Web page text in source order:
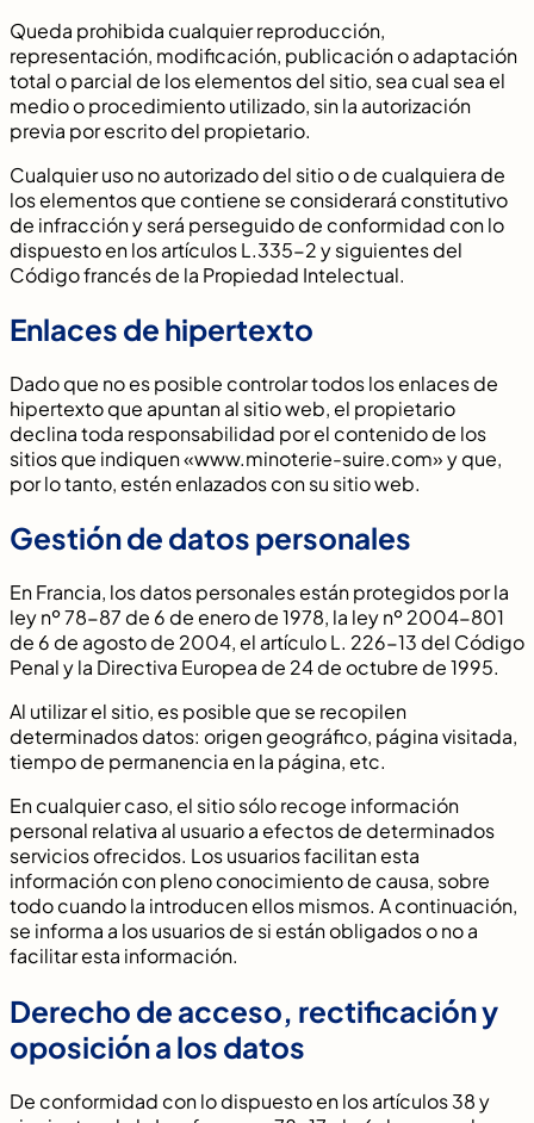
Queda prohibida cualquier reproducción,
representación, modificación, publicación o adaptación
total o parcial de los elementos del sitio, sea cual sea el
medio o procedimiento utilizado, sin la autorización
previa por escrito del propietario.
Cualquier uso no autorizado del sitio o de cualquiera de
los elementos que contiene se considerará constitutivo
de infracción y será perseguido de conformidad con lo
dispuesto en los artículos L.335-2 y siguientes del
Código francés de la Propiedad Intelectual.
Enlaces de hipertexto
Dado que no es posible controlar todos los enlaces de
hipertexto que apuntan al sitio web, el propietario
declina toda responsabilidad por el contenido de los
sitios que indiquen «www.minoterie-suire.com» y que,
por lo tanto, estén enlazados con su sitio web.
Gestión de datos personales
En Francia, los datos personales están protegidos por la
ley nº 78-87 de 6 de enero de 1978, la ley nº 2004-801
de 6 de agosto de 2004, el artículo L. 226-13 del Código
Penal y la Directiva Europea de 24 de octubre de 1995.
Al utilizar el sitio, es posible que se recopilen
determinados datos: origen geográfico, página visitada,
tiempo de permanencia en la página, etc.
En cualquier caso, el sitio sólo recoge información
personal relativa al usuario a efectos de determinados
servicios ofrecidos. Los usuarios facilitan esta
información con pleno conocimiento de causa, sobre
todo cuando la introducen ellos mismos. A continuación,
se informa a los usuarios de si están obligados o no a
facilitar esta información.
Derecho de acceso, rectificación y
oposición a los datos
De conformidad con lo dispuesto en los artículos 38 y